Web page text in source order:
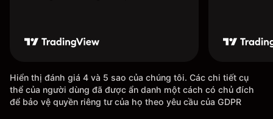
Hiển thị đánh giá 4 và 5 sao của chúng tôi. Các chi tiết cụ
thể của người dùng đã được ẩn danh một cách có chủ đích
để bảo vệ quyền riêng tư của họ theo yêu cầu của GDPR